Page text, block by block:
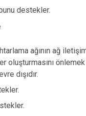
destekler.
ağının ağ
oluşturmasını önlemek
dışıdır.